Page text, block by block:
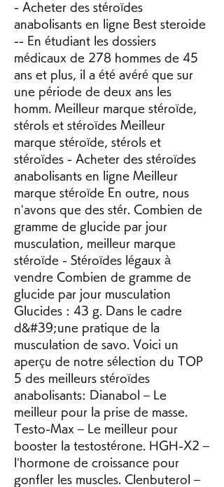
- Acheter des stéroïdes
anabolisants en ligne Best steroide
-- En étudiant les dossiers
médicaux de 278 hommes de 45
ans et plus, il a été avéré que sur
une période de deux ans les
homm. Meilleur marque stéroïde,
stérols et stéroïdes Meilleur
marque stéroïde, stérols et
stéroïdes - Acheter des stéroïdes
anabolisants en ligne Meilleur
marque stéroïde En outre, nous
n’avons que des stér. Combien de
gramme de glucide par jour
musculation, meilleur marque
stéroïde - Stéroïdes légaux à
vendre Combien de gramme de
glucide par jour musculation
Glucides : 43 g. Dans le cadre
d&#39;une pratique de la
musculation de savo. Voici un
aperçu de notre sélection du TOP
5 des meilleurs stéroïdes
anabolisants: Dianabol – Le
meilleur pour la prise de masse.
Testo-Max – Le meilleur pour
booster la testostérone. HGH-X2 –
l’hormone de croissance pour
gonfler les muscles. Clenbuterol –